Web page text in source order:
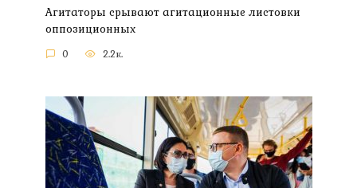
Агитаторы срывают агитационные листовки
оппозиционных
0 2.2к.